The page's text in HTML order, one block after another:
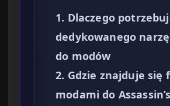
1. Dlaczego
dedykowanego
do modów
2. Gdzie znajduje się
modami do